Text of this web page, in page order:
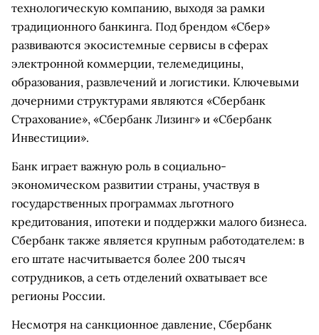
технологическую компанию, выходя за рамки
традиционного банкинга. Под брендом «Сбер»
развиваются экосистемные сервисы в сферах
электронной коммерции, телемедицины,
образования, развлечений и логистики. Ключевыми
дочерними структурами являются «Сбербанк
Страхование», «Сбербанк Лизинг» и «Сбербанк
Инвестиции».
Банк играет важную роль в социально-
экономическом развитии страны, участвуя в
государственных программах льготного
кредитования, ипотеки и поддержки малого бизнеса.
Сбербанк также является крупным работодателем: в
его штате насчитывается более 200 тысяч
сотрудников, а сеть отделений охватывает все
регионы России.
Несмотря на санкционное давление, Сбербанк